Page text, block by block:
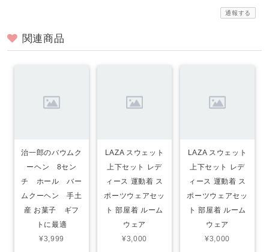
通報する
関連商品
治一郎のバウムク
ーヘン 8セン
チ ホール バー
ムクーヘン 手土
産 お菓子 ギフ
トに最適
¥3,999
LAZA スウェット
上下セット レデ
ィース 運動着 ス
ポーツウェアセッ
ト 部屋着 ルーム
ウェア
¥3,000
LAZA スウェット
上下セット レデ
ィース 運動着 ス
ポーツウェアセッ
ト 部屋着 ルーム
ウェア
¥3,000